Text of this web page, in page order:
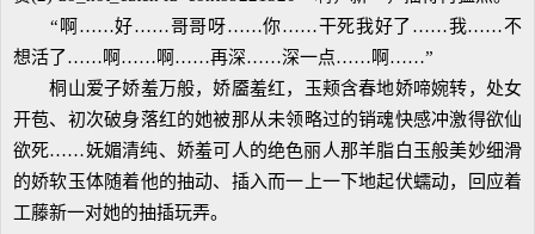
“啊……好……哥哥呀……你……干死我好了……我……不
想活了……啊……啊……再深……深一点……啊……”
桐山爱子娇羞万般，娇靥羞红，玉颊含春地娇啼婉转，处女
开苞、初次破身落红的她被那从未领略过的销魂快感冲激得欲仙
欲死……妩媚清纯、娇羞可人的绝色丽人那羊脂白玉般美妙细滑
的娇软玉体随着他的抽动、插入而一上一下地起伏蠕动，回应着
工藤新一对她的抽插玩弄。